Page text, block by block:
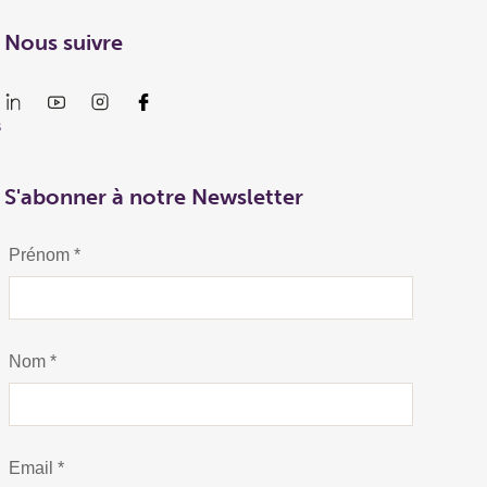
Nous suivre
S'abonner à notre Newsletter